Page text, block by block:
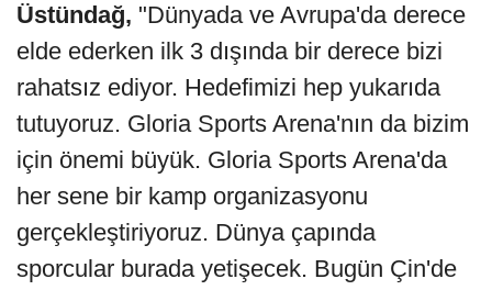
Üstündağ, "Dünyada ve Avrupa'da derece
elde ederken ilk 3 dışında bir derece bizi
rahatsız ediyor. Hedefimizi hep yukarıda
tutuyoruz. Gloria Sports Arena'nın da bizim
için önemi büyük. Gloria Sports Arena'da
her sene bir kamp organizasyonu
gerçekleştiriyoruz. Dünya çapında
sporcular burada yetişecek. Bugün Çin'de